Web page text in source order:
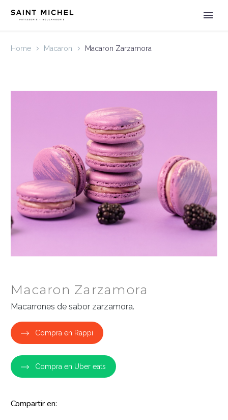
Home Macaron Macaron Zarzamora
Macaron Zarzamora
Macarrones de sabor zarzamora.
Compra en Rappi
Compra en Uber eats
Compartir en: